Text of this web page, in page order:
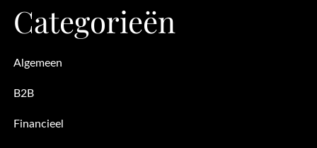
Categorieën
Algemeen
B2B
Financieel